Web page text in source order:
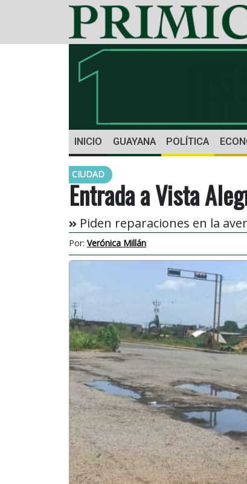
INICIO GUAYANA POLÍTICA
CIUDAD
Entrada a Vista
Piden reparaciones en la
Por: Verónica Millán